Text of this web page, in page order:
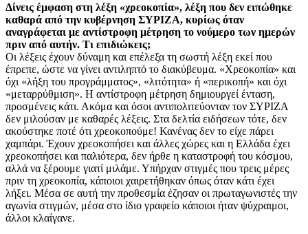
Δίνεις έμφαση στη λέξη «χρεοκοπία», λέξη που δεν ειπώθηκε
καθαρά από την κυβέρνηση ΣΥΡΙΖΑ, κυρίως όταν
αναγράφεται με αντίστροφη μέτρηση το νούμερο των ημερών
πριν από αυτήν. Τι επιδιώκεις;
Οι λέξεις έχουν δύναμη και επέλεξα τη σωστή λέξη εκεί που
έπρεπε, ώστε να γίνει αντιληπτό το διακύβευμα. «Χρεοκοπία» και
όχι «λήξη του προγράμματος», «λιτότητα» ή «περικοπή» και όχι
«μεταρρύθμιση». Η αντίστροφη μέτρηση δημιουργεί ένταση,
προσμένεις κάτι. Ακόμα και όσοι αντιπολιτεύονταν τον ΣΥΡΙΖΑ
δεν μιλούσαν με καθαρές λέξεις. Στα δελτία ειδήσεων τότε, δεν
ακούστηκε ποτέ ότι χρεοκοπούμε! Κανένας δεν το είχε πάρει
χαμπάρι. Έχουν χρεοκοπήσει και άλλες χώρες και η Ελλάδα έχει
χρεοκοπήσει και παλιότερα, δεν ήρθε η καταστροφή του κόσμου,
αλλά να ξέρουμε γιατί μιλάμε. Υπήρχαν στιγμές που τρεις μέρες
πριν τη χρεοκοπία, κάποιοι χαιρετήθηκαν όπως όταν κάτι έχει
λήξει. Μέσα σε αυτή την προθεσμία έζησαν οι πρωταγωνιστές την
αγωνία στιγμών, μέσα στο ίδιο γραφείο κάποιοι ήταν ψύχραιμοι,
άλλοι κλαίγανε.